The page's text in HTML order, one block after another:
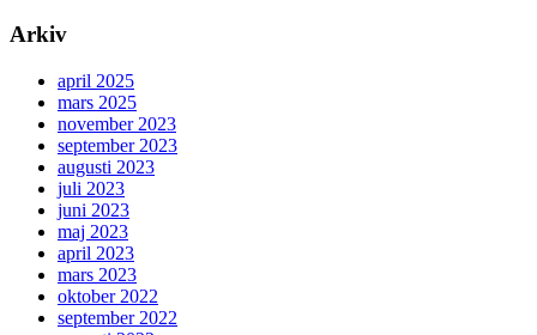
Arkiv
april 2025
mars 2025
november 2023
september 2023
augusti 2023
juli 2023
juni 2023
maj 2023
april 2023
mars 2023
oktober 2022
september 2022